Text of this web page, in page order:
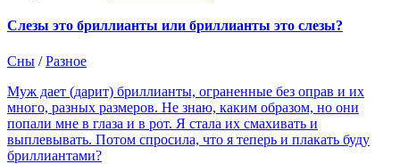
Слезы это бриллианты или бриллианты это слезы?
Сны /Разное
Муж дает (дарит) бриллианты, ограненные без оправ и их
много, разных размеров. Не знаю, каким образом, но они
попали мне в глаза и в рот. Я стала их смахивать и
выплевывать. Потом спросила, что я теперь и плакать буду
бриллиантами?